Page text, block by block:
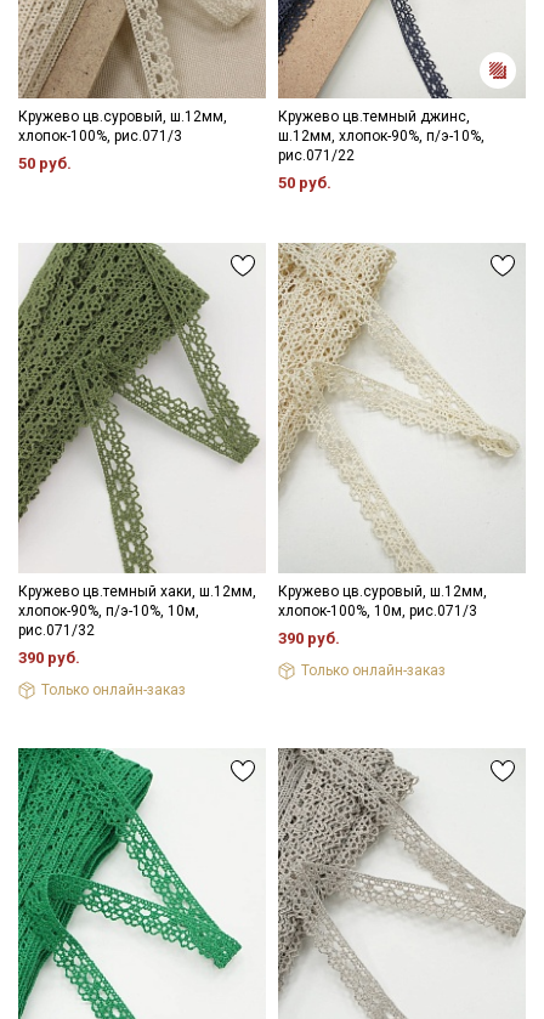
Кружево цв.суровый, ш.12мм,
хлопок-100%, рис.071/3
50 руб.
Кружево цв.темный джинс,
ш.12мм, хлопок-90%, п/э-10%,
рис.071/22
50 руб.
Кружево цв.темный хаки, ш.12мм,
хлопок-90%, п/э-10%, 10м,
рис.071/32
390 руб.
Только онлайн-заказ
Кружево цв.суровый, ш.12мм,
хлопок-100%, 10м, рис.071/3
390 руб.
Только онлайн-заказ